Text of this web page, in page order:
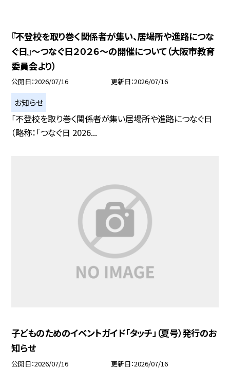
『不登校を取り巻く関係者が集い、居場所や進路につな
ぐ日』～つなぐ日２０２６～の開催について（大阪市教育
委員会より）
公開日 2026/07/16 更新日 2026/07/16
お知らせ
「不登校を取り巻く関係者が集い居場所や進路につなぐ日
（略称：「つなぐ日 2026...
子どものためのイベントガイド「タッチ」（夏号）発行のお
知らせ
公開日 2026/07/16 更新日 2026/07/16